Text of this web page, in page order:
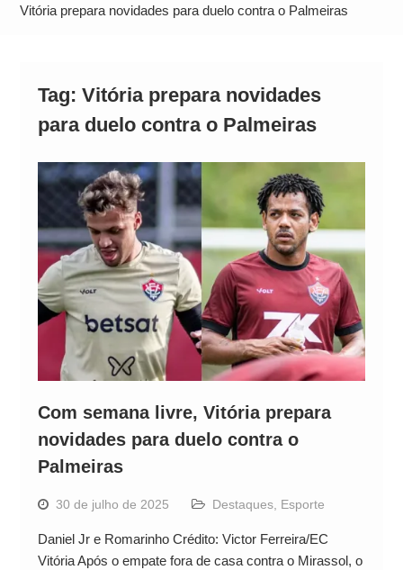
Operação Ágio: Ação policial na Bahia prende 14
Vitória prepara novidades para duelo contra o Palmeiras
Tag: Vitória prepara novidades
para duelo contra o Palmeiras
Com semana livre, Vitória prepara
novidades para duelo contra o
Palmeiras
30 de julho de 2025 Destaques, Esporte
Daniel Jr e Romarinho Crédito: Victor Ferreira/EC
Vitória Após o empate fora de casa contra o Mirassol, o